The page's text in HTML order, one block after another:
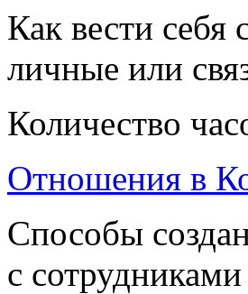
Как вести
личные или
Количество
Отношения в
Способы
с сотрудниками